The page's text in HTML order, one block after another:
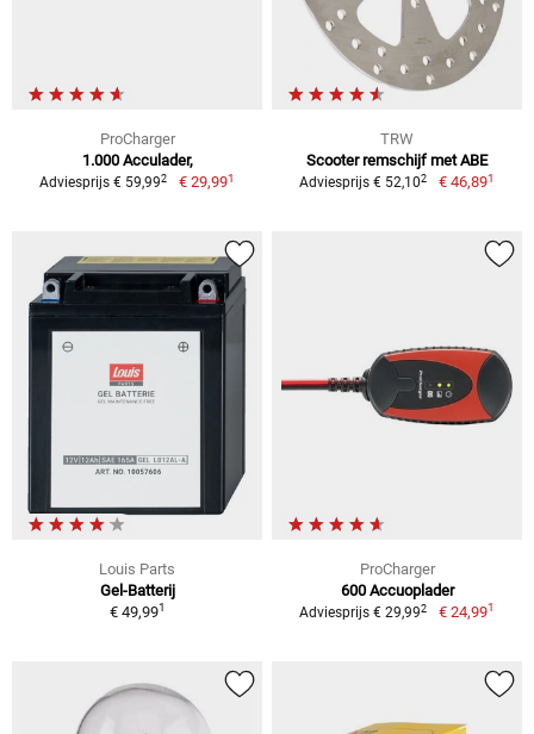
ProCharger
1.000 Acculader,
Adviesprijs € 59,992 € 29,991
TRW
Scooter remschijf met ABE
Adviesprijs € 52,102 € 46,891
Louis Parts
Gel-Batterij
€ 49,991
ProCharger
600 Accuoplader
Adviesprijs € 29,992 € 24,991